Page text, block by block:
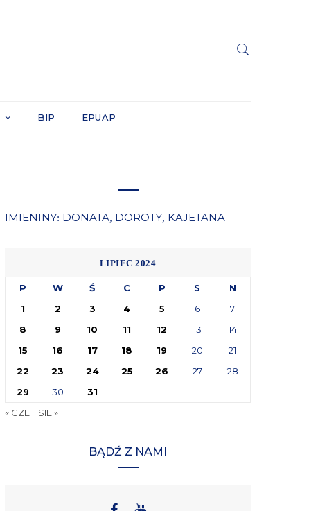
BIP EPUAP
IMIENINY: DONATA, DOROTY, KAJETANA
LIPIEC 2024
P W Ś C P S
N
1
2 3 4 5 6
7
8
9 10 11 12 13
14
15
16 17 18 19 20
21
22
23 24 25 26 27
28
29
30
31
« CZE
SIE »
BĄDŹ Z NAMI